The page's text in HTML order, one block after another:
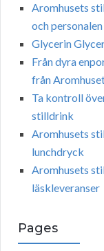
Aromhusets
och
Glycerin
Från dyra
från
Ta kontroll
stilldrink
Aromhusets
lunchdryck
Aromhusets
läskleveranser
Pages